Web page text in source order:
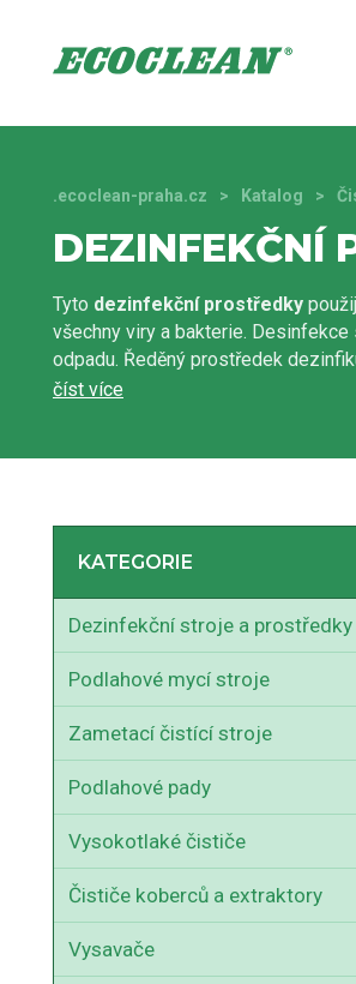
.ecoclean-praha.cz Katalog
DEZINFEKČNÍ
Tyto dezinfekční prostředky
všechny viry a bakterie. Desinfekce
odpadu. Ředěný prostředek
KATEGORIE
Dezinfekční stroje a prostředky
Podlahové mycí stroje
Zametací čistící stroje
Podlahové pady
Vysokotlaké čističe
Čističe koberců a extraktory
Vysavače